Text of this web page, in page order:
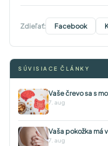
Zdieľať: Facebook
SÚVISIACE ČLÁNKY
Vaše črevo sa s
7. aug
Vaša pokožka má
7. aug